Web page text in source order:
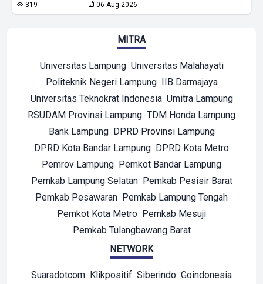
319 06-Aug-2026
MITRA
Universitas Lampung Universitas Malahayati
Politeknik Negeri Lampung
IIB Darmajaya
Universitas Teknokrat Indonesia Umitra Lampung
RSUDAM Provinsi Lampung TDM Honda Lampung
Bank Lampung
DPRD Provinsi Lampung
DPRD Kota Bandar Lampung DPRD Kota Metro
Pemrov Lampung Pemkot Bandar Lampung
Pemkab Lampung Selatan
Pemkab Pesisir Barat
Pemkab Pesawaran Pemkab Lampung Tengah
Pemkot Kota Metro Pemkab Mesuji
Pemkab Tulangbawang Barat
NETWORK
Suaradotcom Klikpositif Siberindo Goindonesia